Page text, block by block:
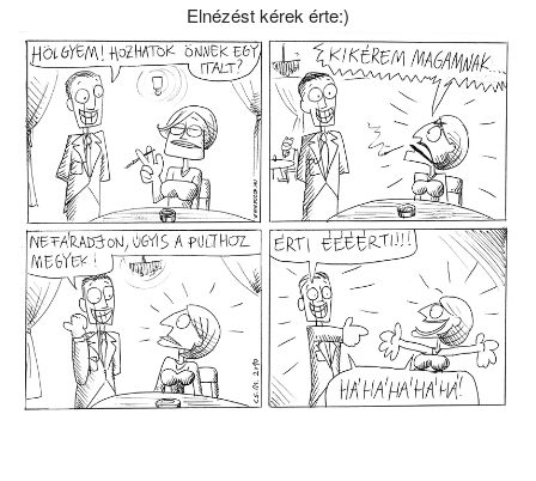
Elnézést kérek érte:)